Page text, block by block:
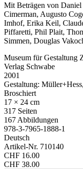
Mit Beträgen von
Cimerman, Augusto
Imhof, Erika Keil,
Piffaretti, Phil Plait,
Simmen, Douglas
Museum für Gestaltung
Verlag Schwabe
2001
Gestaltung:
Broschiert
17 × 24 cm
317 Seiten
167 Abbildungen
978-3-7965-1888-1
Deutsch
Artikel-Nr. 710140
CHF 16.00
CHF 38.00